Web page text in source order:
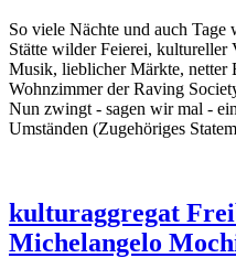
So viele Nächte und auch Tage
Stätte wilder Feierei, kultureller
Musik, lieblicher Märkte, netter
Wohnzimmer der Raving
Nun zwingt - sagen wir mal -
Umständen (Zugehöriges
kulturaggregat
Michelangelo